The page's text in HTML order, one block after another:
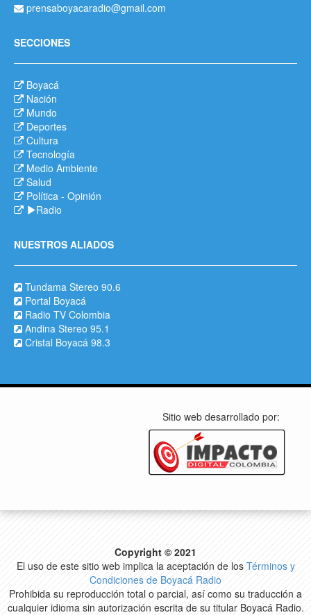
prensaboyacaradio@gmail.com
SECCIONES
Boyacá
Nación
Mundo
Deportes
Cultura
Tecnología
Medio Ambiente
Salud
Política - Opinión
Radio
NUESTROS ALIADOS
Tundama Stereo 90.6
Portal Boyacá
Radio TV Colombia
Andina Stereo 95.1
Cristal Boyacá 98.3
Sitio web desarrollado por:
Copyright © 2021
El uso de este sitio web implica la aceptación de los Términos y
Condiciones de Boyacá Radio
Prohibida su reproducción total o parcial, así como su traducción a
cualquier idioma sin autorización escrita de su titular Boyacá Radio.